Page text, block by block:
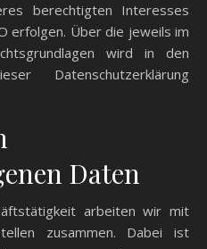
berechtigten Interesses
erfolgen. Über die jeweils im
wird in den
Datenschutzerklärung
Daten
arbeiten wir mit
zusammen. Dabei ist